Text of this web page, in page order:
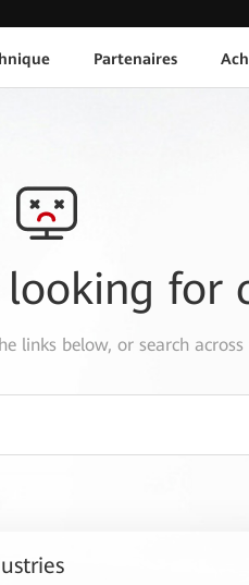
Partenaires
for
links below, or search